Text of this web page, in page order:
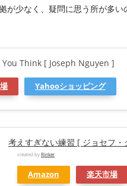
が少なく、疑問に思う所が多
Think [ Joseph Nguyen ]
Yahooショッピング
考えすぎない練習 [ ジョセフ・
created byRinker
Amazon 楽天市場